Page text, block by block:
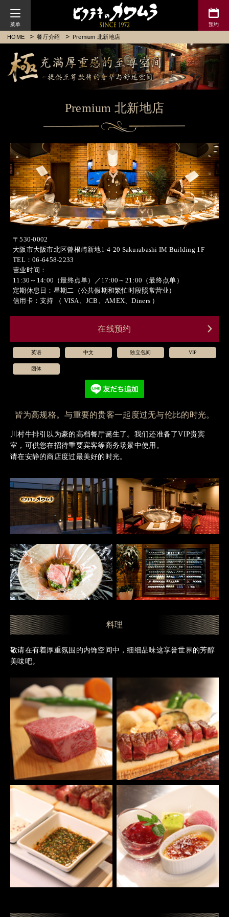
HOME 餐厅介绍 Premium 北新地店
Premium 北新地店
〒530-0002
大阪市大阪市北区曾根崎新地1-4-20 Sakurabashi IM Building 1F
TEL：06-6458-2233
营业时间：
11:30～14:00（最终点单）／17:00～21:00（最终点单）
定期休息日：星期二（公共假期和繁忙时段照常营业）
信用卡：支持 （ VISA、JCB、AMEX、Diners ）
在线预约
英语 中文 独立包间 VIP
团体
皆为高规格。与重要的贵客一起度过无与伦比的时光。
川村牛排引以为豪的高档餐厅诞生了。 我们还准备了VIP贵宾
室， 可供您在招待重要宾客等商务场景中使用。
请在安静的商店度过最美好的时光。
料理
敬请在有着厚重氛围的内饰空间中，细细品味这享誉世界的芳醇
美味吧。